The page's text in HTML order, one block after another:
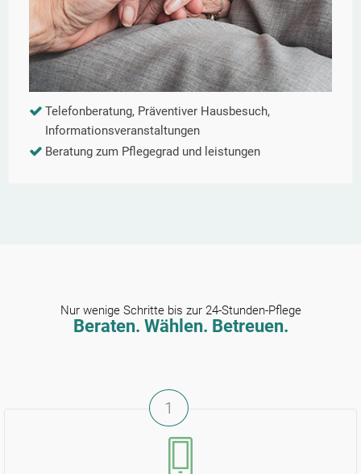
Telefonberatung, Präventiver Hausbesuch,
Informationsveranstaltungen
Beratung zum Pflegegrad und leistungen
Nur wenige Schritte bis zur 24-Stunden-Pflege
Beraten. Wählen. Betreuen.
1